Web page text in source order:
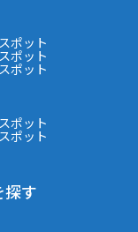
ポット
ポット
ポット
ポット
ポット
探す